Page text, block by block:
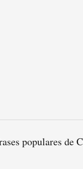
populares de